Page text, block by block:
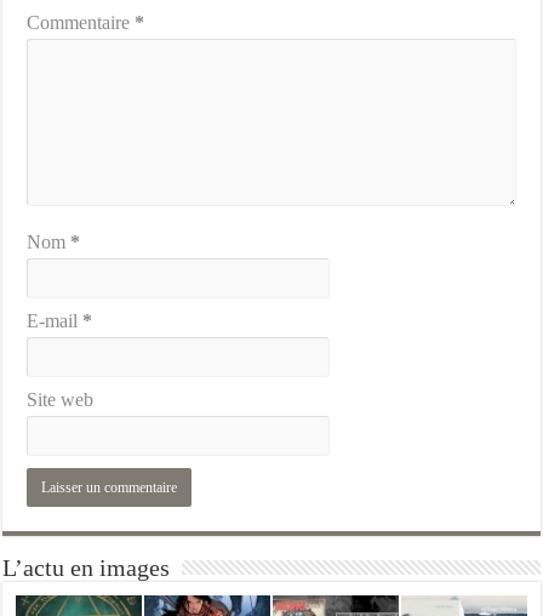
Commentaire *
Nom *
E-mail *
Site web
L’actu en images